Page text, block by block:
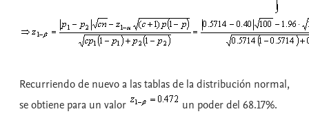
Recurriendo de nuevo a las tablas de la distribución normal,
se obtiene para un valor
un poder del 68.17%.